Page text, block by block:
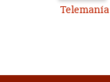
Telemanía